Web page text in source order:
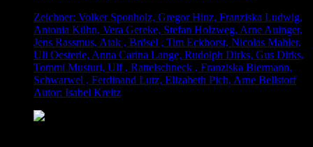
Zeichner: Volker Sponholz, Gregor Hinz, Franziska Ludwig,
Antonia Kühn, Vera Gereke, Stefan Holzweg, Arne Auinger,
Jens Rassmus, Atak , Brösel , Tim Eckhorst, Nicolas Mahler,
Uli Oesterle, Anna Carina Lange, Rudolph Dirks, Gus Dirks,
Tommi Musturi, Ulf , Rattelschneck , Franziska Biermann,
Schwarwel , Ferdinand Lutz, Elizabeth Pich, Arne Bellstorf
Autor: Isabel Kreitz